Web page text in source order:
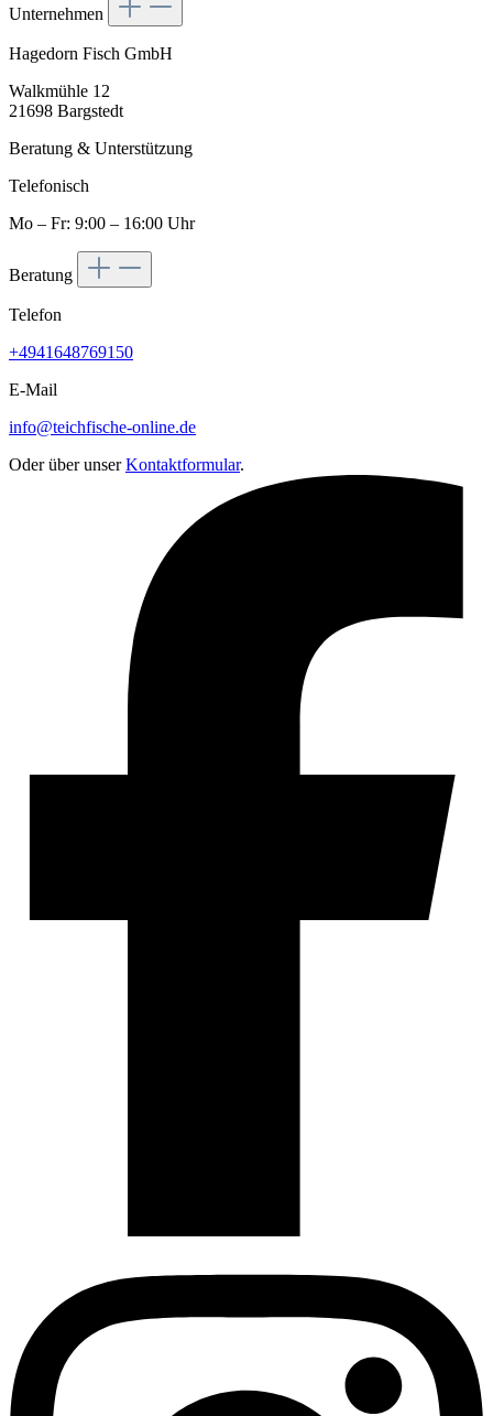
Unternehmen
Hagedorn Fisch GmbH
Walkmühle 12
21698 Bargstedt
Beratung & Unterstützung
Telefonisch
Mo – Fr: 9:00 – 16:00 Uhr
Beratung
Telefon
+4941648769150
E-Mail
info@teichfische-online.de
Oder über unserKontaktformular.